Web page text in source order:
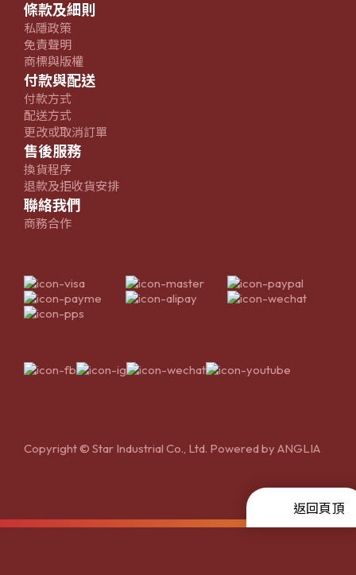
條款及細則
私隱政策
免責聲明
商標與版權
付款與配送
付款方式
配送方式
更改或取消訂單
售後服務
換貨程序
退款及拒收貨安排
聯絡我們
商務合作
Copyright © Star Industrial Co., Ltd. Powered byANGLIA
返回頁頂